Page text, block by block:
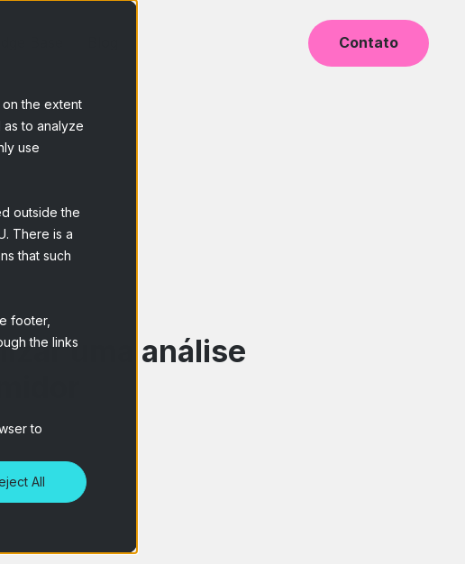
the extent
to analyze
use
outside the
There is a
that such
footer,
the links
to
All
Contato
uma análise